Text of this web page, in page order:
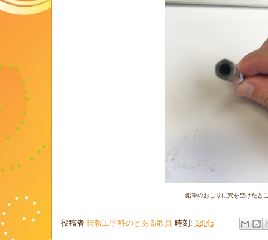
鉛筆のおしりに穴を空けたと
投稿者情報工学科のとある教員 時刻: 18:45